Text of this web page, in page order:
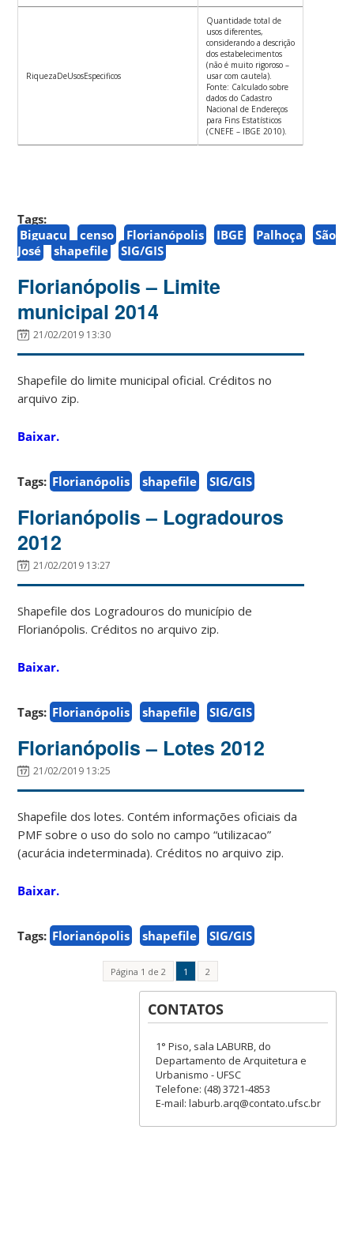
RiquezaDeUsosEspecificos
Quantidade total de
usos diferentes,
considerando a descrição
dos estabelecimentos
(não é muito rigoroso –
usar com cautela).
Fonte: Calculado sobre
dados do Cadastro
Nacional de Endereços
para Fins Estatísticos
(CNEFE – IBGE 2010).
Tags:
Biguaçu
censo Florianópolis IBGE Palhoça
São
José
shapefile SIG/GIS
Florianópolis – Limite
municipal 2014
21/02/2019 13:30
Shapefile do limite municipal oficial. Créditos no
arquivo zip.
Baixar.
Tags: Florianópolis shapefile SIG/GIS
Florianópolis – Logradouros
2012
21/02/2019 13:27
Shapefile dos Logradouros do município de
Florianópolis. Créditos no arquivo zip.
Baixar.
Tags: Florianópolis shapefile SIG/GIS
Florianópolis – Lotes 2012
21/02/2019 13:25
Shapefile dos lotes. Contém informações oficiais da
PMF sobre o uso do solo no campo “utilizacao”
(acurácia indeterminada). Créditos no arquivo zip.
Baixar.
Tags: Florianópolis shapefile SIG/GIS
Página 1 de 2 1 2
CONTATOS
1° Piso, sala LABURB, do
Departamento de Arquitetura e
Urbanismo - UFSC
Telefone: (48) 3721-4853
E-mail: laburb.arq@contato.ufsc.br